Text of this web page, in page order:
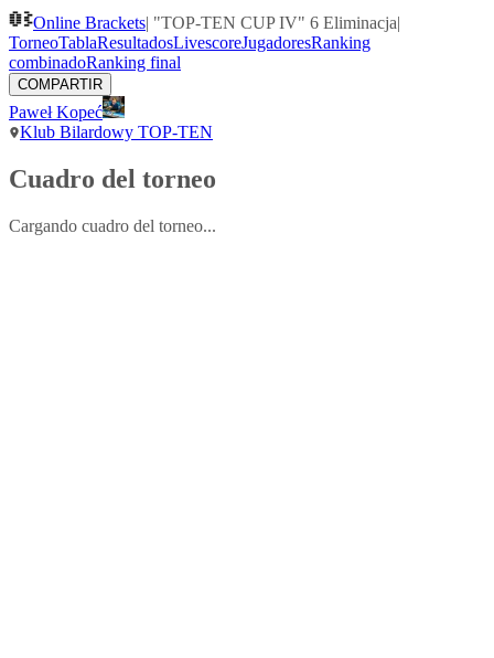
Online Brackets| "TOP-TEN CUP IV" 6 Eliminacja|
TorneoTablaResultadosLivescoreJugadoresRanking
combinadoRanking final
COMPARTIR
Paweł Kopeć
Klub Bilardowy TOP-TEN
Cuadro del torneo
Cargando cuadro del torneo...